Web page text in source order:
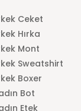
Ceket
Hırka
Mont
Sweatshirt
Boxer
Bot
Etek